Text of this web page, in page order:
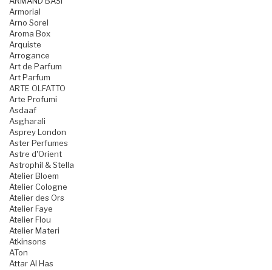
Armorial
Arno Sorel
Aroma Box
Arquiste
Arrogance
Art de Parfum
Art Parfum
ARTE OLFATTO
Arte Profumi
Asdaaf
Asgharali
Asprey London
Aster Perfumes
Astre d'Orient
Astrophil & Stella
Atelier Bloem
Atelier Cologne
Atelier des Ors
Atelier Faye
Atelier Flou
Atelier Materi
Atkinsons
ATon
Attar Al Has